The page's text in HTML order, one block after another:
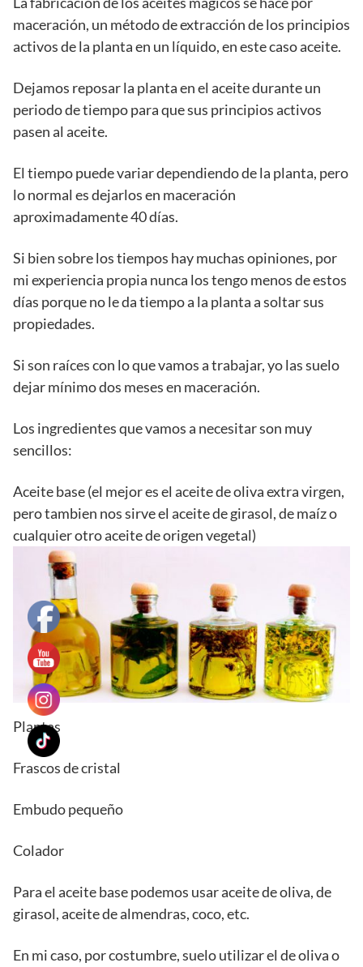
maceración, un método de extracción de los principios
activos de la planta en un líquido, en este caso aceite.
Dejamos reposar la planta en el aceite durante un
periodo de tiempo para que sus principios activos
pasen al aceite.
El tiempo puede variar dependiendo de la planta, pero
lo normal es dejarlos en maceración
aproximadamente 40 días.
Si bien sobre los tiempos hay muchas opiniones, por
mi experiencia propia nunca los tengo menos de estos
días porque no le da tiempo a la planta a soltar sus
propiedades.
Si son raíces con lo que vamos a trabajar, yo las suelo
dejar mínimo dos meses en maceración.
Los ingredientes que vamos a necesitar son muy
sencillos:
Aceite base (el mejor es el aceite de oliva extra virgen,
pero tambien nos sirve el aceite de girasol, de maíz o
cualquier otro aceite de origen vegetal)
Plantas
Frascos de cristal
Embudo pequeño
Colador
Para el aceite base podemos usar aceite de oliva, de
girasol, aceite de almendras, coco, etc.
En mi caso, por costumbre, suelo utilizar el de oliva o